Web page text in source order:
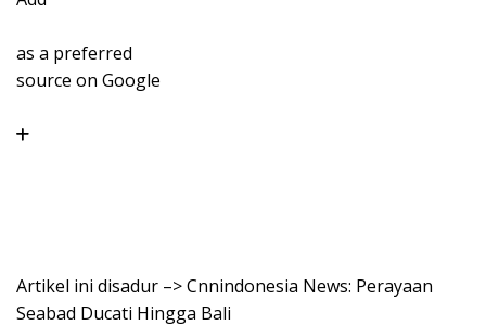
as a preferred
source on Google
Artikel ini disadur –> Cnnindonesia News: Perayaan
Seabad Ducati Hingga Bali